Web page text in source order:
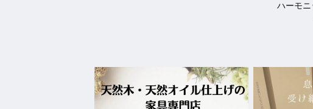
ハーモニ